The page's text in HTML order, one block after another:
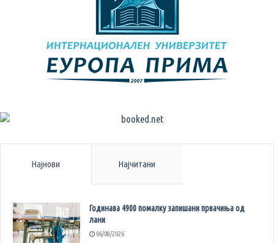
Најнови Најчитани
Годинава 4900 помалку запишани првачиња од
лани
06/08/2026